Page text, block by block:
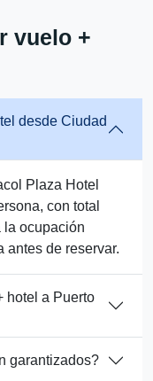
vuelo +
desde Ciudad
Plaza Hotel
con total
la ocupación
antes de reservar.
hotel a Puerto
garantizados?